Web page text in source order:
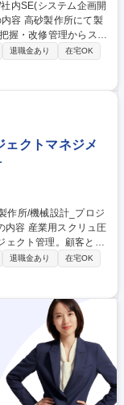
握・改修管理からスタ
た業務プロセス整理
ムの全体像把握、改
スト）の刷新プロジェ
Is-To Be）、Fit&Ga
きる、裁量の大きい
アパスも可能です。
ロジェクトリーダー/
退職金あり
在宅OK
ェクトマネジメ
ェクト管理。顧客との
一貫して携わる「総
ェクト業務 (3)海外拠
後は先輩のサポートか
ら設計した大型機械
る達成感がありま
クリュ圧縮機)
退職金あり
在宅OK